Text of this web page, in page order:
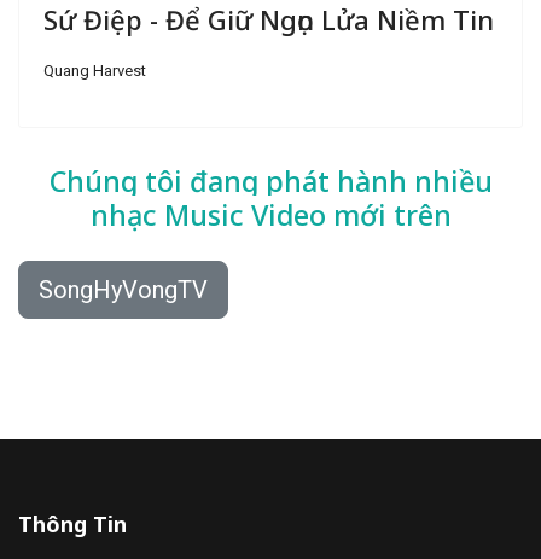
Sứ Điệp - Để Giữ Ngọn Lửa Niềm Tin
Quang Harvest
Chúng tôi đang phát hành nhiều
nhạc Music Video mới trên
SongHyVongTV
Thông Tin